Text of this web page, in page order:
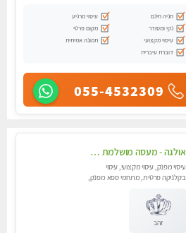
חניה חינם
עיסוי מרגיע
נקי ומסודר
מקום פרטי
עיסוי מקצועי
תמונה אמיתית
דוברת עיברית
055-4532309
אולגה - מעסה מושלמת חדשה בעיר ! בחיפה טל - 052-5738058
עיסוי מפנק, עיסוי מקצועי, עיסוי
בקלניקה פרטית, מתחמי ספא מפנק,
עיסוי טנטרה
זהב